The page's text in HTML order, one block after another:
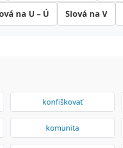
na U – Ú Slová na V
konfiškovať
komunita